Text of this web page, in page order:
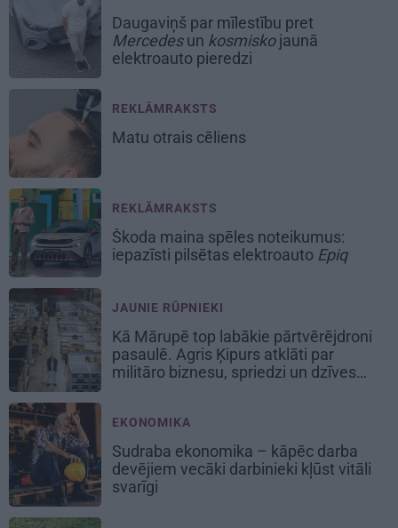
Daugaviņš par mīlestību pret
Mercedesun kosmiskojaunā
elektroauto pieredzi
REKLĀMRAKSTS
Matu otrais cēliens
REKLĀMRAKSTS
Škoda maina spēles noteikumus:
iepazīsti pilsētas elektroauto Epiq
JAUNIE RŪPNIEKI
Kā Mārupē top labākie pārtvērējdroni
pasaulē. Agris Ķipurs atklāti par
militāro biznesu, spriedzi un dzīves
EKONOMIKA
Sudraba ekonomika – kāpēc darba
devējiem vecāki darbinieki kļūst vitāli
svarīgi